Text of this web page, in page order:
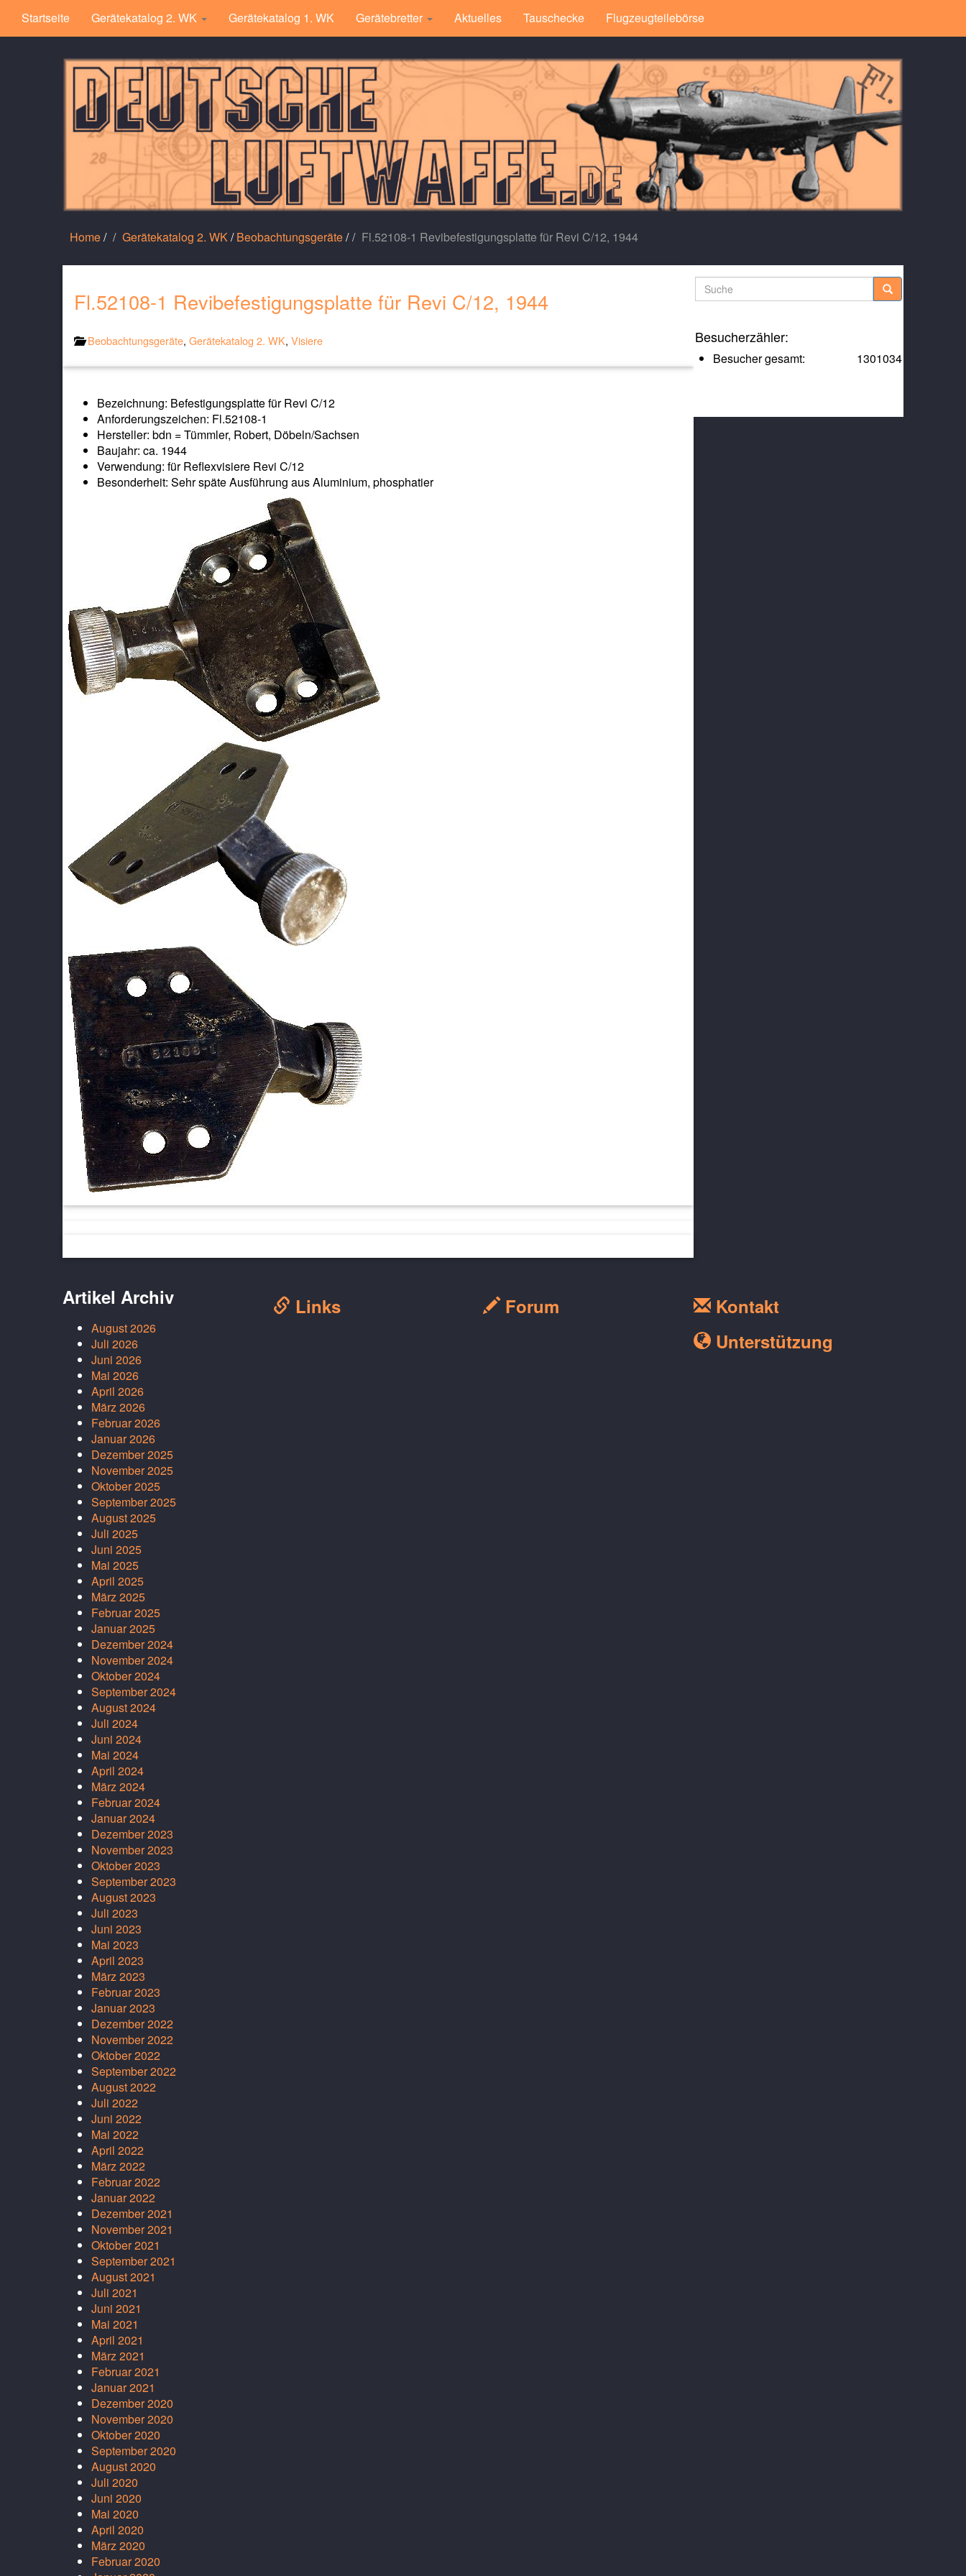
Startseite Gerätekatalog 2. WK Gerätekatalog 1. WK Gerätebretter Aktuelles Tauschecke Flugzeugteilebörse
Home/ Gerätekatalog 2. WK /Beobachtungsgeräte/ Fl.52108-1 Revibefestigungsplatte für Revi C/12, 1944
Fl.52108-1 Revibefestigungsplatte für Revi C/12, 1944
Beobachtungsgeräte, Gerätekatalog 2. WK, Visiere
Bezeichnung: Befestigungsplatte für Revi C/12
Anforderungszeichen: Fl.52108-1
Hersteller: bdn = Tümmler, Robert, Döbeln/Sachsen
Baujahr: ca. 1944
Verwendung: für Reflexvisiere Revi C/12
Besonderheit: Sehr späte Ausführung aus Aluminium, phosphatier
Suche
Besucherzähler:
1301034
Besucher gesamt:
Artikel Archiv
August 2026
Juli 2026
Juni 2026
Mai 2026
April 2026
März 2026
Februar 2026
Januar 2026
Dezember 2025
November 2025
Oktober 2025
September 2025
August 2025
Juli 2025
Juni 2025
Mai 2025
April 2025
März 2025
Februar 2025
Januar 2025
Dezember 2024
November 2024
Oktober 2024
September 2024
August 2024
Juli 2024
Juni 2024
Mai 2024
April 2024
März 2024
Februar 2024
Januar 2024
Dezember 2023
November 2023
Oktober 2023
September 2023
August 2023
Juli 2023
Juni 2023
Mai 2023
April 2023
März 2023
Februar 2023
Januar 2023
Dezember 2022
November 2022
Oktober 2022
September 2022
August 2022
Juli 2022
Juni 2022
Mai 2022
April 2022
März 2022
Februar 2022
Januar 2022
Dezember 2021
November 2021
Oktober 2021
September 2021
August 2021
Juli 2021
Juni 2021
Mai 2021
April 2021
März 2021
Februar 2021
Januar 2021
Dezember 2020
November 2020
Oktober 2020
September 2020
August 2020
Juli 2020
Juni 2020
Mai 2020
April 2020
März 2020
Februar 2020
Links Forum
Kontakt
Unterstützung